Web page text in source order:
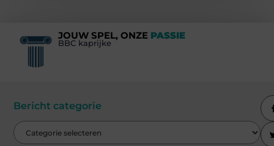
JOUW SPEL, ONZE PASSIE
BBC kaprijke
Bericht categorie